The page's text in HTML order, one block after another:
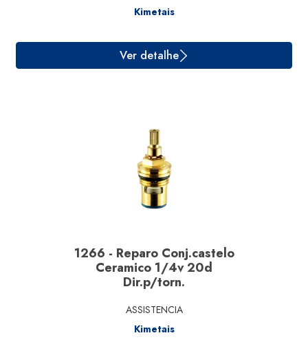
Kimetais
1266 - Reparo Conj.castelo
Ceramico 1/4v 20d
Dir.p/torn.
ASSISTENCIA
Kimetais